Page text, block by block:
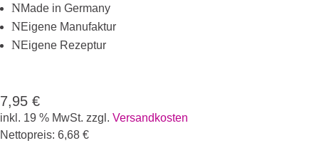
NMade in Germany
NEigene Manufaktur
NEigene Rezeptur
7,95 €
inkl. 19 % MwSt. zzgl. Versandkosten
Nettopreis: 6,68 €